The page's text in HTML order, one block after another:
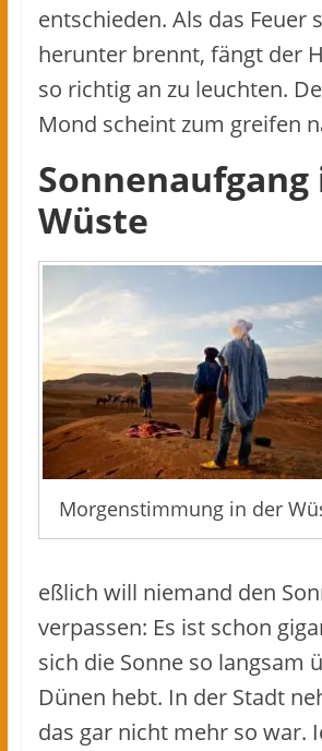
entschieden. Als das Feuer
herunter brennt, fängt der
so richtig an zu leuchten.
Mond scheint zum greifen
Wüste
Morgenstimmung in der
eßlich will niemand den
verpassen: Es ist schon
sich die Sonne so langsam
Dünen hebt. In der Stadt
das gar nicht mehr so war.